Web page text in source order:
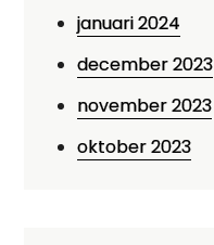
januari 2024
december 2023
november 2023
oktober 2023